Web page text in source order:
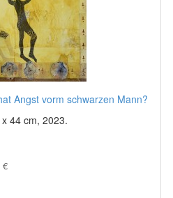
Angst vorm schwarzen Mann?
44 cm, 2023.
€